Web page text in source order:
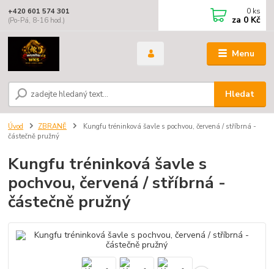
Menu
Hledat
+420 601 574 301
(Po-Pá, 8-16 hod.)
0 ks
za 0 Kč
Úvod ZBRANĚ
Kungfu tréninková šavle s pochvou, červená / stříbrná -
částečně pružný
Kungfu tréninková šavle s
pochvou, červená / stříbrná -
částečně pružný